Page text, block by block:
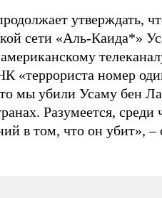
утверждать,
сети «Аль-Каида*»
«террориста номер
мы убили Усаму бен
Разумеется, среди
в том, что он убит»,–